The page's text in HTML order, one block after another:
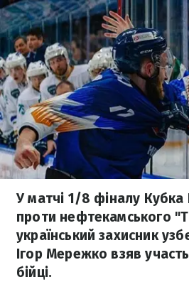
У матчі 1/8 фіналу
проти нефтекамського
український захисник
Ігор Мережко взяв
бійці.